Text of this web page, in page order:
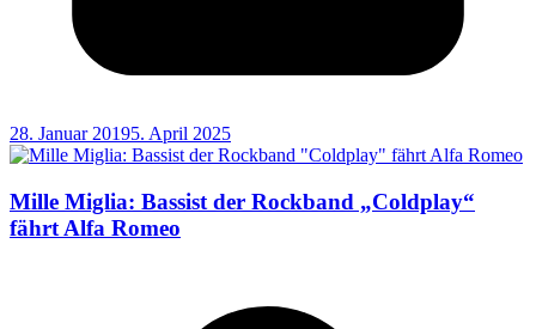
28. Januar 20195. April 2025
Mille Miglia: Bassist der Rockband „Coldplay“
fährt Alfa Romeo